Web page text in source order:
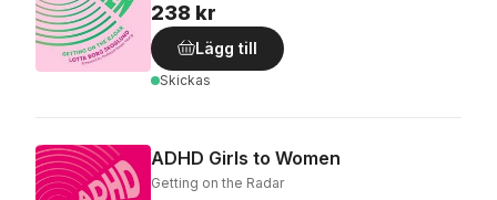
238 kr
Lägg till
Skickas
ADHD Girls to Women
Getting on the Radar